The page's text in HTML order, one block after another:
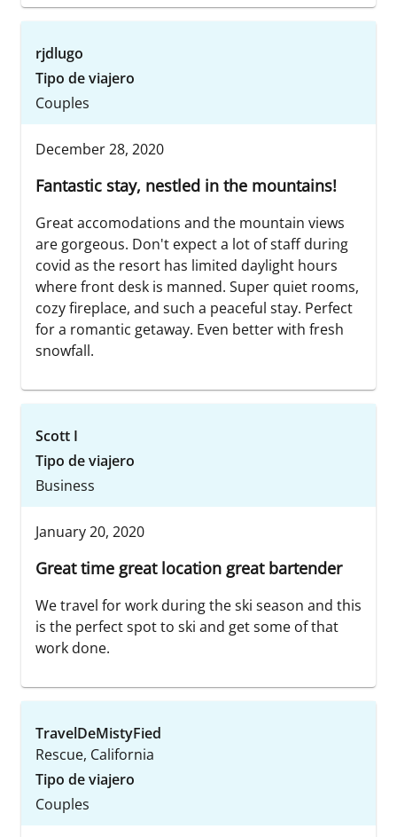
rjdlugo
Tipo de viajero
Couples
December 28, 2020
Fantastic stay, nestled in the mountains!
Great accomodations and the mountain views
are gorgeous. Don't expect a lot of staff during
covid as the resort has limited daylight hours
where front desk is manned. Super quiet rooms,
cozy fireplace, and such a peaceful stay. Perfect
for a romantic getaway. Even better with fresh
snowfall.
Scott I
Tipo de viajero
Business
January 20, 2020
Great time great location great bartender
We travel for work during the ski season and this
is the perfect spot to ski and get some of that
work done.
TravelDeMistyFied
Rescue, California
Tipo de viajero
Couples